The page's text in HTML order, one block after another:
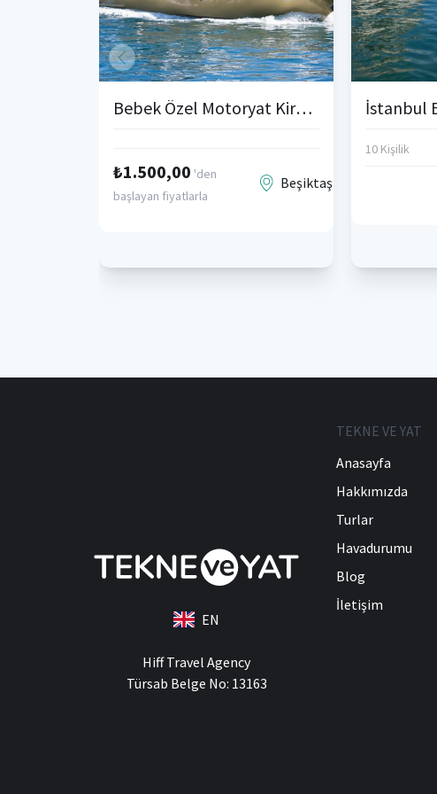
Bebek Özel Motoryat Kiralama
₺1.500,00 'den
başlayan fiyatlarla
Beşiktaş
10 Kişilik
EN
Hiff Travel Agency
Türsab Belge No: 13163
TEKNE VE YAT
Anasayfa
Hakkımızda
Turlar
Havadurumu
Blog
İletişim